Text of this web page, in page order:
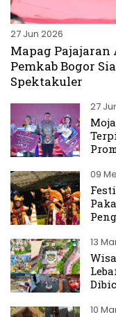
27 Jun 2026
Mapag
Pemkab Bogor
Spektakuler
27
09
13
10